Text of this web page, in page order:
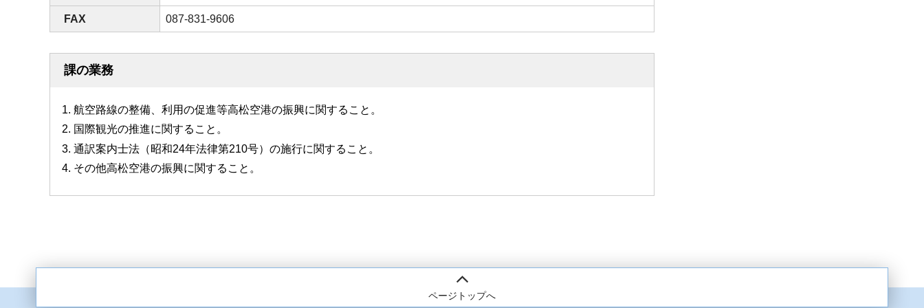
FAX 087-831-9606
課の業務
航空路線の整備、利用の促進等高松空港の振興に関すること。
国際観光の推進に関すること。
通訳案内士法（昭和24年法律第210号）の施行に関すること。
その他高松空港の振興に関すること。
ページトップへ